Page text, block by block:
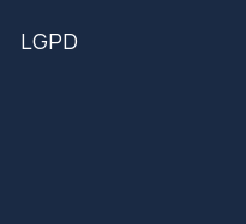
LGPD